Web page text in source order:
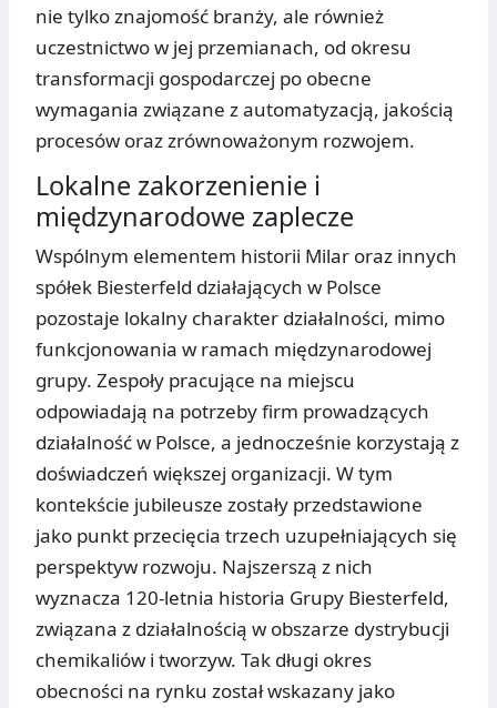
nie tylko znajomość branży, ale również
uczestnictwo w jej przemianach, od okresu
transformacji gospodarczej po obecne
wymagania związane z automatyzacją, jakością
procesów oraz zrównoważonym rozwojem.
Lokalne zakorzenienie i
międzynarodowe zaplecze
Wspólnym elementem historii Milar oraz innych
spółek Biesterfeld działających w Polsce
pozostaje lokalny charakter działalności, mimo
funkcjonowania w ramach międzynarodowej
grupy. Zespoły pracujące na miejscu
odpowiadają na potrzeby firm prowadzących
działalność w Polsce, a jednocześnie korzystają z
doświadczeń większej organizacji. W tym
kontekście jubileusze zostały przedstawione
jako punkt przecięcia trzech uzupełniających się
perspektyw rozwoju. Najszerszą z nich
wyznacza 120-letnia historia Grupy Biesterfeld,
związana z działalnością w obszarze dystrybucji
chemikaliów i tworzyw. Tak długi okres
obecności na rynku został wskazany jako